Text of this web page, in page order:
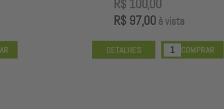
R$ 100,00
R$ 97,00à vista